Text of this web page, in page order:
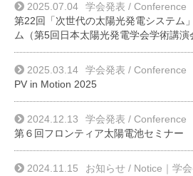
2025.07.04
学会発表 / Conference
第22回「次世代の太陽光発電システム
ム（第5回日本太陽光発電学会学術講演
2025.03.14
学会発表 / Conference
PV in Motion 2025
2024.12.13
学会発表 / Conference
第６回フロンティア太陽電池セミナー
2024.11.15 お知らせ / Notice ｜学